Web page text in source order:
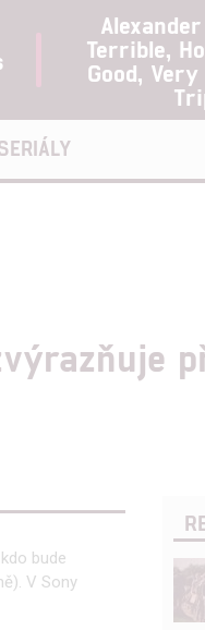
Terrible,
Good,
bude
V Sony